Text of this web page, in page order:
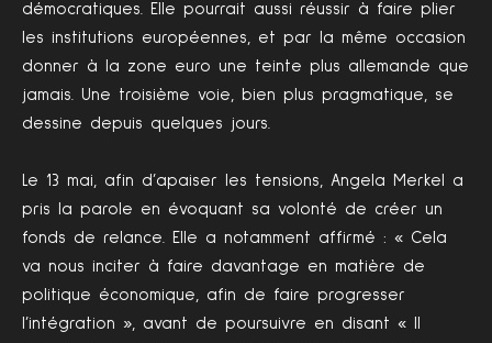
démocratiques. Elle pourrait aussi réussir à faire plier
les institutions européennes, et par la même occasion
donner à la zone euro une teinte plus allemande que
jamais. Une troisième voie, bien plus pragmatique, se
dessine depuis quelques jours.
Le 13 mai, afin d’apaiser les tensions, Angela Merkel a
pris la parole en évoquant sa volonté de créer un
fonds de relance. Elle a notamment affirmé : « Cela
va nous inciter à faire davantage en matière de
politique économique, afin de faire progresser
l’intégration », avant de poursuivre en disant « Il